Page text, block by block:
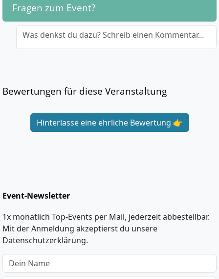
Fragen zum Event?
Was denkst du dazu? Schreib einen Kommentar...
Bewertungen für diese Veranstaltung
Hinterlasse eine ehrliche Bewertung 👉
Event-Newsletter
1x monatlich Top-Events per Mail, jederzeit abbestellbar.
Mit der Anmeldung akzeptierst du unsere
Datenschutzerklärung.